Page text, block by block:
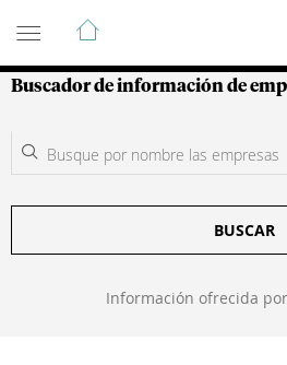
Guía de Empresas
Buscador de información de
BUSCAR
Información ofrecida